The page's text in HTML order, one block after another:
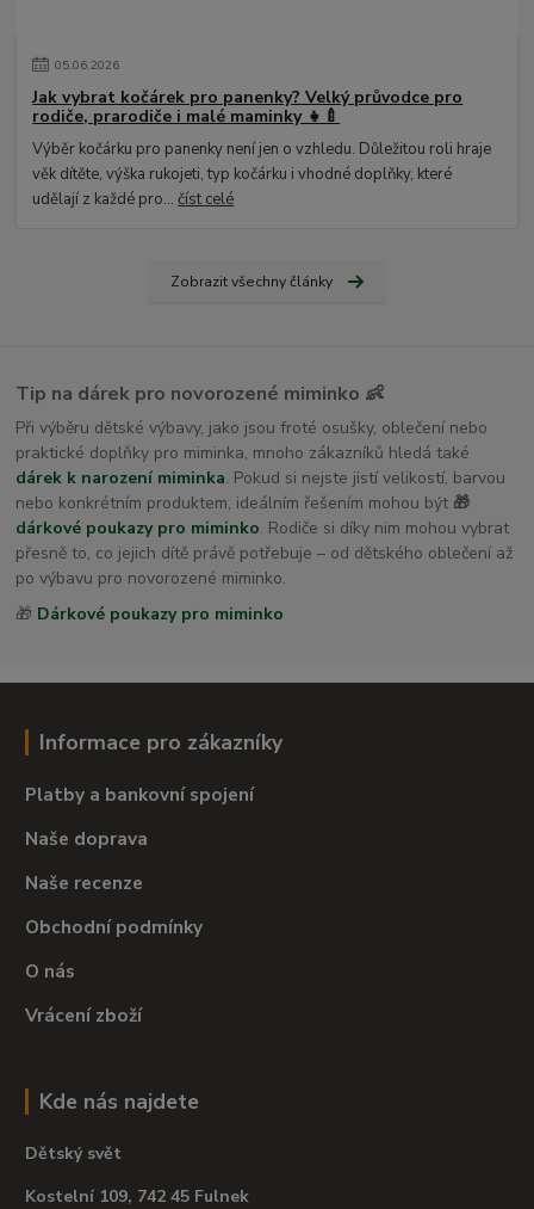
05.06.2026
Jak vybrat kočárek pro panenky? Velký průvodce pro
rodiče, prarodiče i malé maminky 👧🍼
Výběr kočárku pro panenky není jen o vzhledu. Důležitou roli hraje
věk dítěte, výška rukojeti, typ kočárku i vhodné doplňky, které
udělají z každé pro...číst celé
Zobrazit všechny články
Tip na dárek pro novorozené miminko 👶
Při výběru dětské výbavy, jako jsou froté osušky, oblečení nebo
praktické doplňky pro miminka, mnoho zákazníků hledá také
dárek k narození miminka. Pokud si nejste jistí velikostí, barvou
nebo konkrétním produktem, ideálním řešením mohou být 🎁
dárkové poukazy pro miminko. Rodiče si díky nim mohou vybrat
přesně to, co jejich dítě právě potřebuje – od dětského oblečení až
po výbavu pro novorozené miminko.
🎁 Dárkové poukazy pro miminko
Informace pro zákazníky
Platby a bankovní spojení
Naše doprava
Naše recenze
Obchodní podmínky
O nás
Vrácení zboží
Kde nás najdete
Dětský svět
Kostelní 109, 742 45 Fulnek